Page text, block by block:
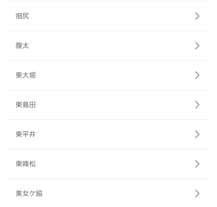
畑尻
腹太
東大堀
東島田
東平井
東峰松
美女ケ脇